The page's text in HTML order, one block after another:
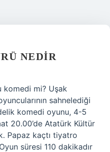
NEDIR
komedi mi? Uşak
sahnelediği
komedi oyunu, 4-5
20.00’de Atatürk Kültür
Papaz kaçtı tiyatro
süresi 110 dakikadır